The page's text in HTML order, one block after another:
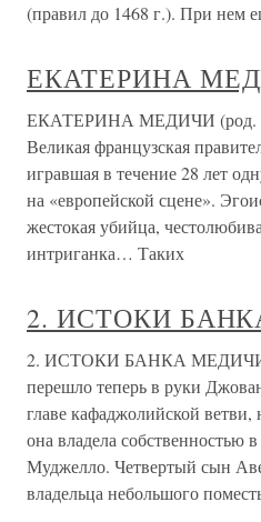
(правил до 1468 г.). При нем
ЕКАТЕРИНА
ЕКАТЕРИНА МЕДИЧИ (род. в
Великая французская
игравшая в течение 28 лет
на «европейской сцене».
жестокая убийца,
интриганка… Таких
2. ИСТОКИ
2. ИСТОКИ БАНКА МЕДИЧИ
перешло теперь в руки
главе кафаджолийской ветви,
она владела собственностью
Муджелло. Четвертый сын
владельца небольшого